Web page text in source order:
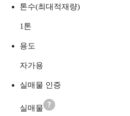
톤수(최대적재량)
1 톤
용도
자가용
실매물 인증
실매물